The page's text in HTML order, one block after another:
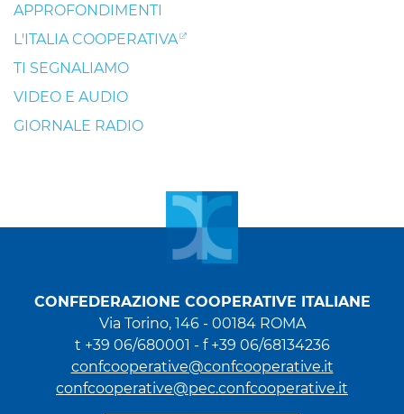
APPROFONDIMENTI
L'ITALIA COOPERATIVA
TI SEGNALIAMO
VIDEO E AUDIO
GIORNALE RADIO
CONFEDERAZIONE COOPERATIVE ITALIANE
Via Torino, 146 - 00184 ROMA
t +39 06/680001 - f +39 06/68134236
confcooperative@confcooperative.it
confcooperative@pec.confcooperative.it